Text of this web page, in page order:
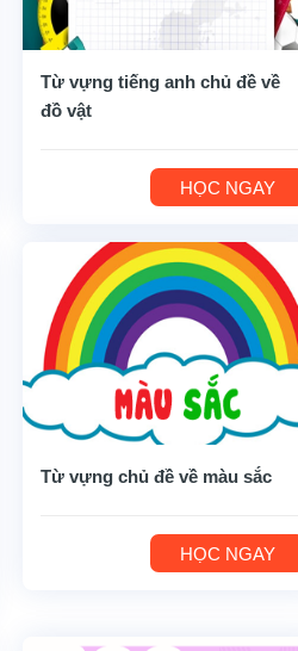
Từ vựng tiếng anh chủ đề về
đồ vật
HỌC NGAY
Từ vựng chủ đề về màu sắc
HỌC NGAY